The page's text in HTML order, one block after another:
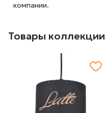
компании.
Товары коллекции